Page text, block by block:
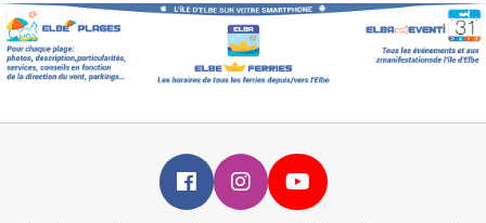
Infoelba su Facebook
Infoelba su Instagram
Infoelba su YouTube